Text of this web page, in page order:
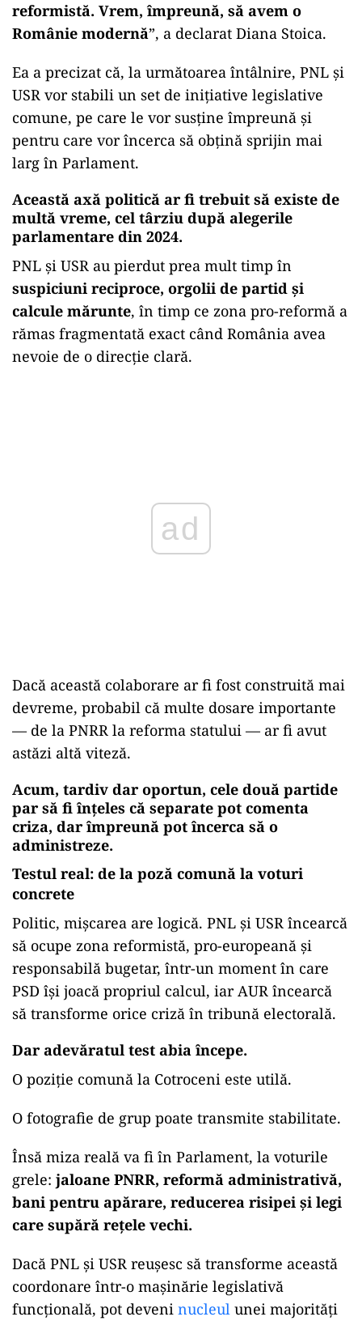
reformistă. Vrem, împreună, să avem o
Românie modernă”, a declarat Diana Stoica.
Ea a precizat că, la următoarea întâlnire, PNL și
USR vor stabili un set de inițiative legislative
comune, pe care le vor susține împreună și
pentru care vor încerca să obțină sprijin mai
larg în Parlament.
Această axă politică ar fi trebuit să existe de
multă vreme, cel târziu după alegerile
parlamentare din 2024.
PNL și USR au pierdut prea mult timp în
suspiciuni reciproce, orgolii de partid și
calcule mărunte, în timp ce zona pro-reformă a
rămas fragmentată exact când România avea
nevoie de o direcție clară.
ad
Dacă această colaborare ar fi fost construită mai
devreme, probabil că multe dosare importante
— de la PNRR la reforma statului — ar fi avut
astăzi altă viteză.
Acum, tardiv dar oportun, cele două partide
par să fi înțeles că separate pot comenta
criza, dar împreună pot încerca să o
administreze.
Testul real: de la poză comună la voturi
concrete
Politic, mișcarea are logică. PNL și USR încearcă
să ocupe zona reformistă, pro-europeană și
responsabilă bugetar, într-un moment în care
PSD își joacă propriul calcul, iar AUR încearcă
să transforme orice criză în tribună electorală.
Dar adevăratul test abia începe.
O poziție comună la Cotroceni este utilă.
O fotografie de grup poate transmite stabilitate.
Însă miza reală va fi în Parlament, la voturile
grele: jaloane PNRR, reformă administrativă,
bani pentru apărare, reducerea risipei și legi
care supără rețele vechi.
Dacă PNL și USR reușesc să transforme această
coordonare într-o mașinărie legislativă
funcțională, pot deveni nucleul unei majorități